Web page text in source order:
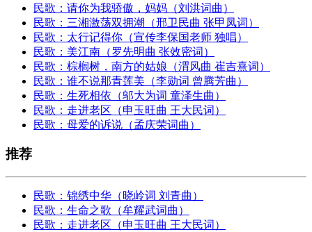
民歌：请你为我骄傲，妈妈（刘洪词曲）
民歌：三湘激荡双拥潮（邢卫民曲 张甲凤词）
民歌：太行记得你（宣传李保国老师 独唱）
民歌：美江南（罗先明曲 张效密词）
民歌：棕榈树，南方的姑娘（渭风曲 崔吉熹词）
民歌：谁不说那青莲美（李勋词 曾腾芳曲）
民歌：生死相依（邬大为词 童泽生曲）
民歌：走进老区（申玉旺曲 王大民词）
民歌：母爱的诉说（孟庆荣词曲）
推荐
民歌：锦绣中华（晓岭词 刘青曲）
民歌：生命之歌（牟耀武词曲）
民歌：走进老区（申玉旺曲 王大民词）